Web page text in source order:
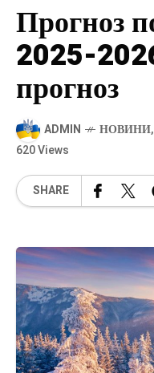
Прогноз
2025-
прогноз
ADMIN НОВИНИ,
620 Views
SHARE